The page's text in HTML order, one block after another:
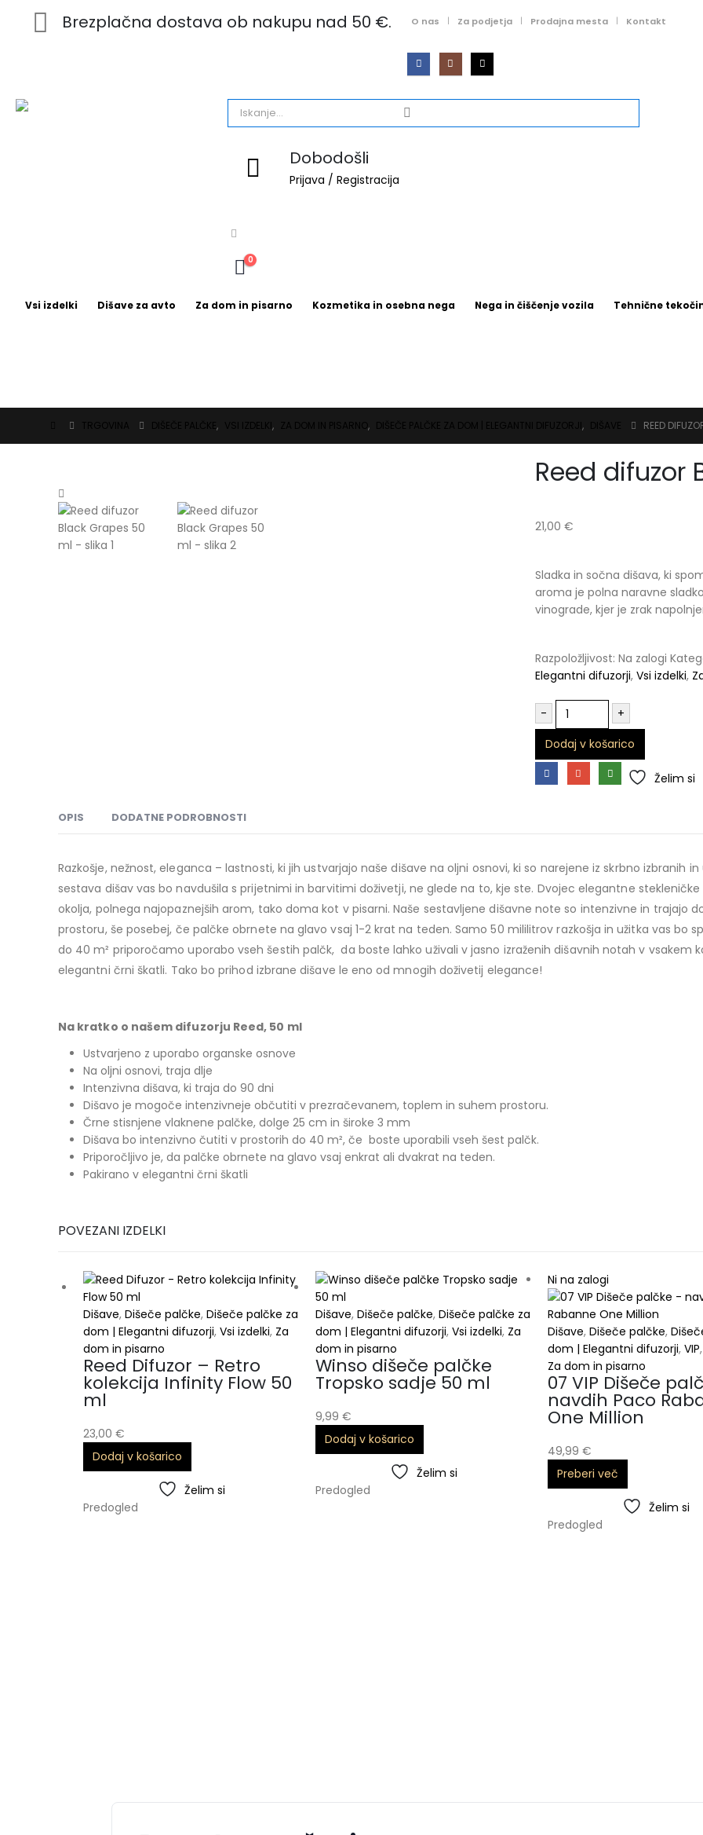
Brezplačna dostava ob nakupu nad 50 €. O nas Za podjetja Prodajna mesta Kontakt
Dobodošli
Prijava / Registracija
0
Vsi izdelki Dišave za avto Za dom in pisarno Kozmetika in osebna nega Nega in čiščenje vozila Tehnične
, , , , REED
Reed difuzor
21,00 €
Sladka in sočna dišava, ki
aroma je polna naravne
vinograde, kjer je zrak
Razpoložljivost: Na zalogi
Elegantni difuzorji, Vsi izdelki,
-
+
Dodaj v košarico
Želim si
OPIS DODATNE PODROBNOSTI
Razkošje, nežnost, eleganca – lastnosti, ki jih ustvarjajo naše dišave na oljni osnovi, ki so narejene iz skrbno izbranih
sestava dišav vas bo navdušila s prijetnimi in barvitimi doživetji, ne glede na to, kje ste. Dvojec elegantne
okolja, polnega najopaznejših arom, tako doma kot v pisarni. Naše sestavljene dišavne note so intenzivne in trajajo
prostoru, še posebej, če palčke obrnete na glavo vsaj 1-2 krat na teden. Samo 50 mililitrov razkošja in užitka vas bo
do 40 m² priporočamo uporabo vseh šestih palčk, da boste lahko uživali v jasno izraženih dišavnih notah v vsakem
elegantni črni škatli. Tako bo prihod izbrane dišave le eno od mnogih doživetij elegance!
Na kratko o našem difuzorju Reed, 50 ml
Ustvarjeno z uporabo organske osnove
Na oljni osnovi, traja dlje
Intenzivna dišava, ki traja do 90 dni
Dišavo je mogoče intenzivneje občutiti v prezračevanem, toplem in suhem prostoru.
Črne stisnjene vlaknene palčke, dolge 25 cm in široke 3 mm
Dišava bo intenzivno čutiti v prostorih do 40 m², če boste uporabili vseh šest palčk.
Priporočljivo je, da palčke obrnete na glavo vsaj enkrat ali dvakrat na teden.
Pakirano v elegantni črni škatli
POVEZANI IZDELKI
Dišave, Dišeče palčke, Dišeče palčke za
dom | Elegantni difuzorji, Vsi izdelki, Za
dom in pisarno
Reed Difuzor – Retro
kolekcija Infinity Flow 50
ml
23,00 €
Dodaj v košarico
Želim si
Predogled
Dišave, Dišeče palčke, Dišeče palčke za
dom | Elegantni difuzorji, Vsi izdelki, Za
dom in pisarno
Winso dišeče palčke
Tropsko sadje 50 ml
9,99 €
Dodaj v košarico
Želim si
Predogled
Ni na zalogi
Dišave, Dišeče palčke,
dom | Elegantni difuzorji, VIP
Za dom in pisarno
07 VIP Dišeče
navdih Paco
One Million
49,99 €
Preberi več
Želim si
Predogled